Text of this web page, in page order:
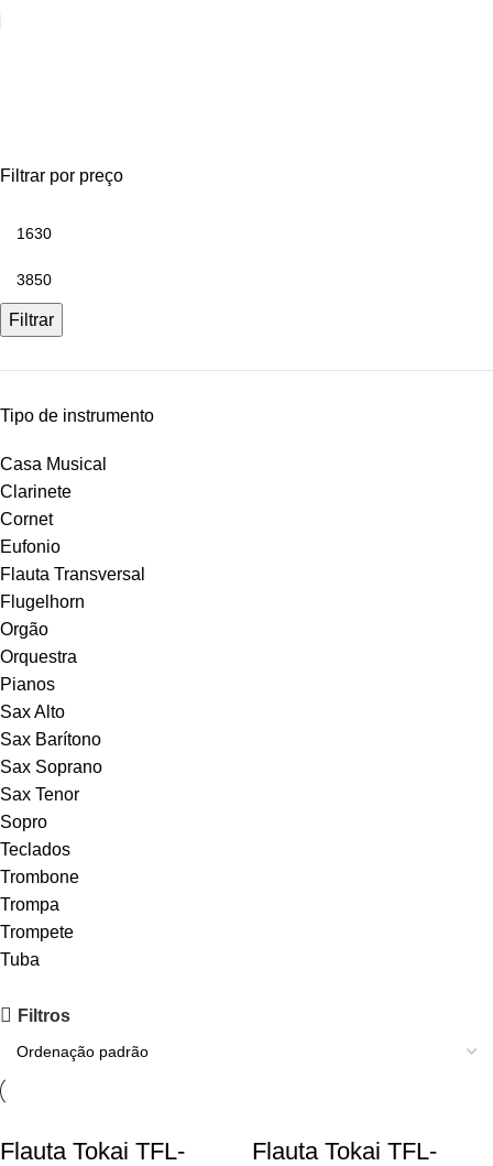
Filtrar por preço
Filtrar
Tipo de instrumento
Casa Musical
Clarinete
Cornet
Eufonio
Flauta Transversal
Flugelhorn
Orgão
Orquestra
Pianos
Sax Alto
Sax Barítono
Sax Soprano
Sax Tenor
Sopro
Teclados
Trombone
Trompa
Trompete
Tuba
Últimas unidades
Comprar agora
Filtros
Flauta Tokai TFL-
Flauta Tokai TFL-